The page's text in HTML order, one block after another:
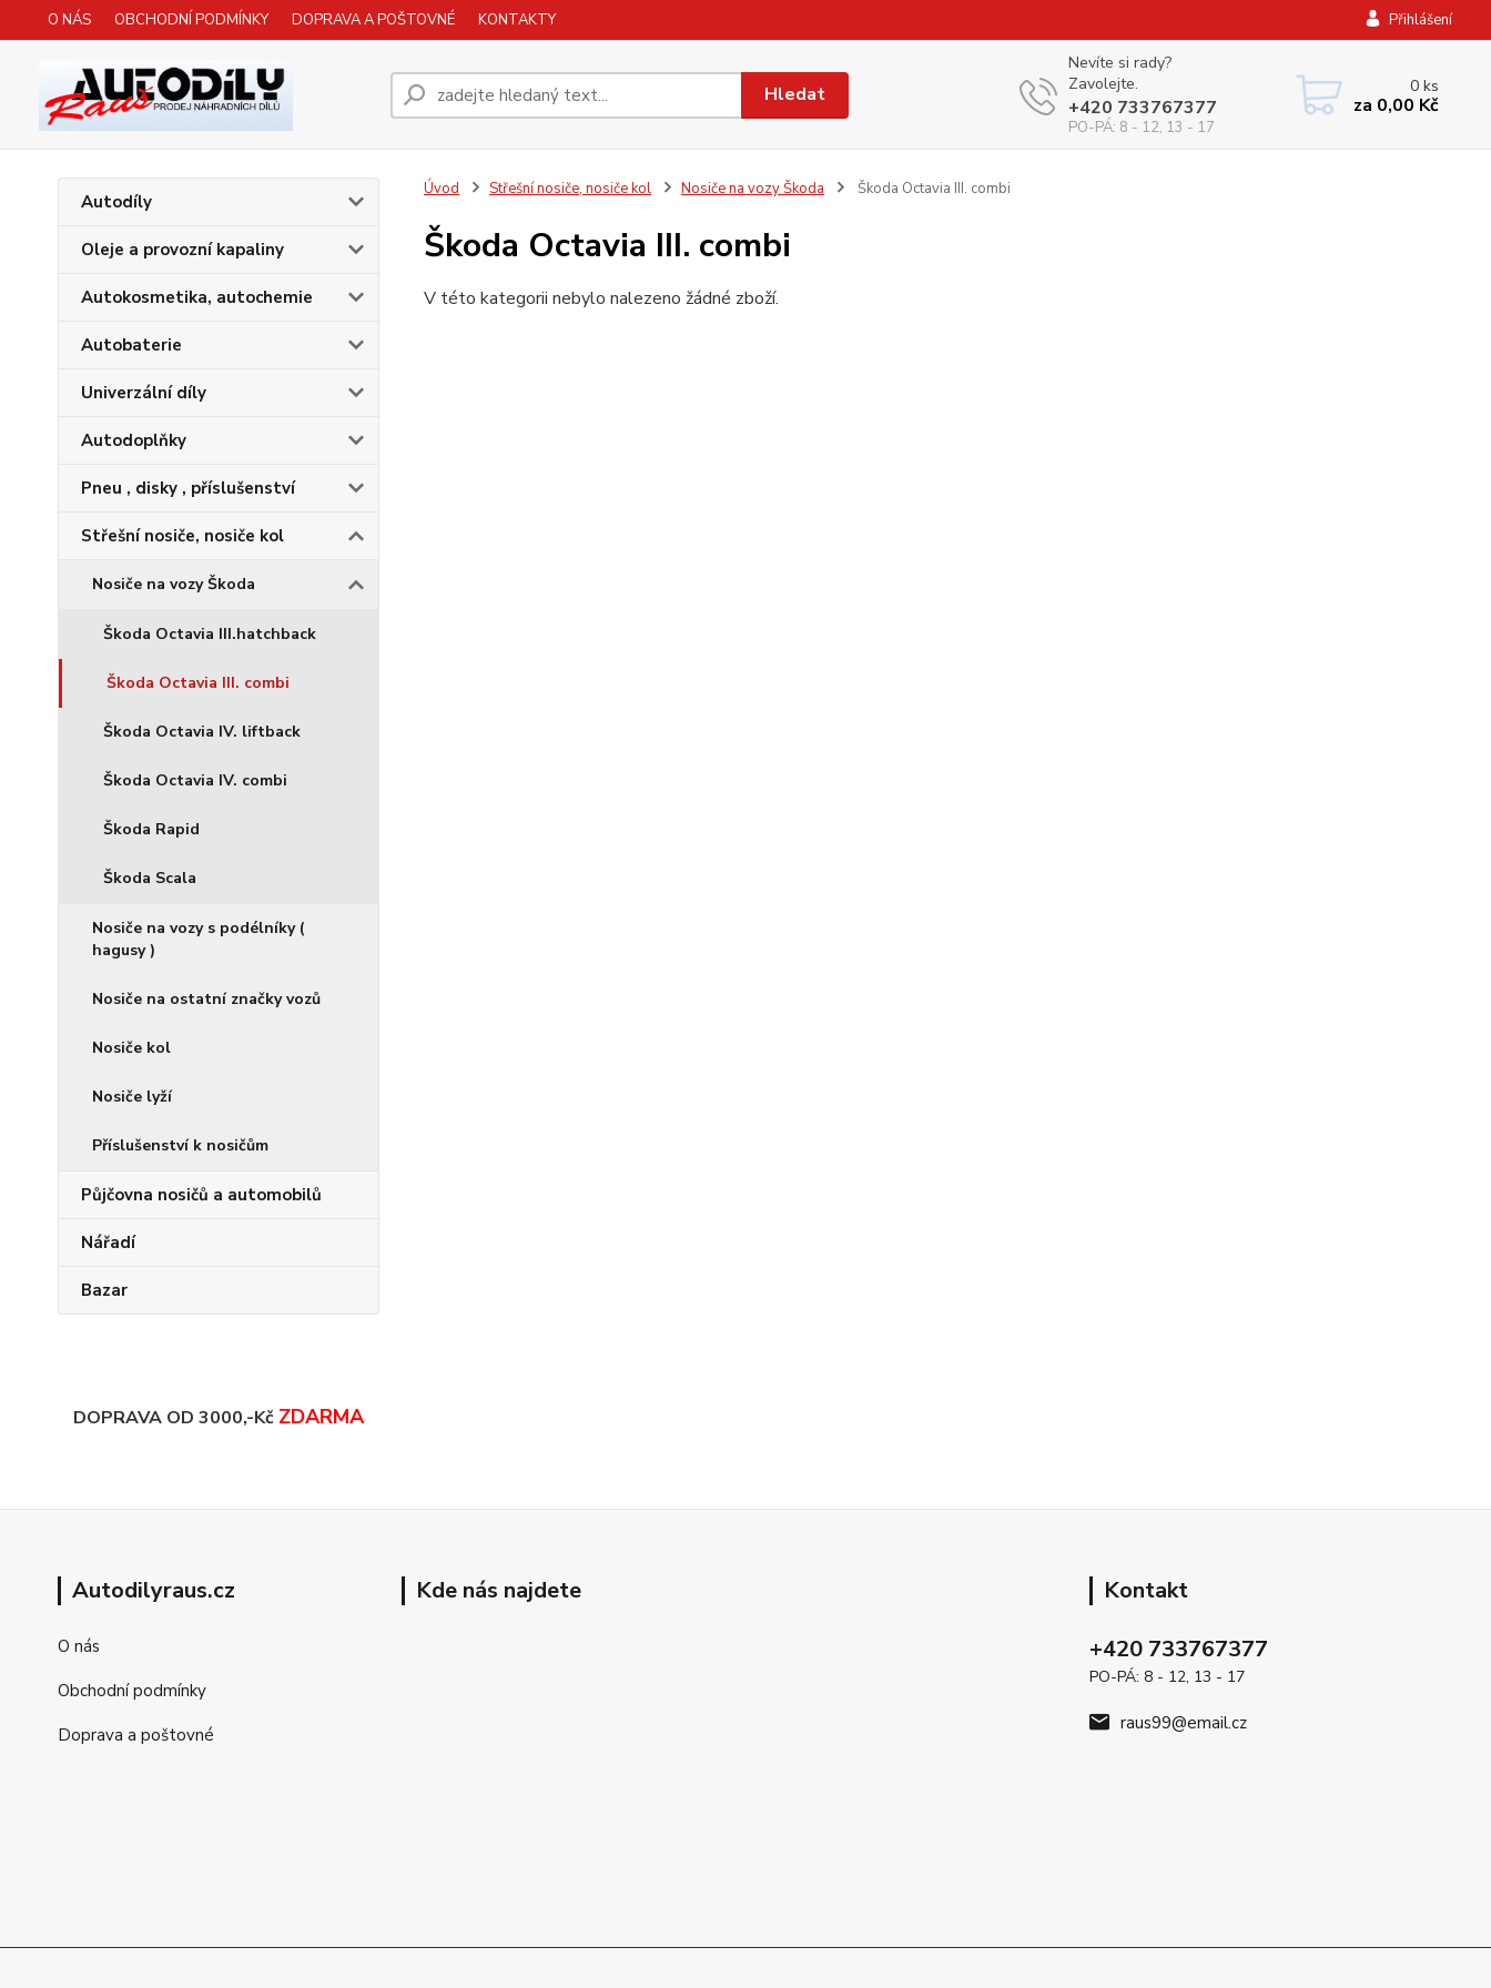
O NÁS OBCHODNÍ PODMÍNKY DOPRAVA A POŠTOVNÉ KONTAKTY Přihlášení
Hledat
Nevíte si rady?
Zavolejte.
+420 733767377
PO-PÁ: 8 - 12, 13 - 17
0 ks
za 0,00 Kč
Autodíly
Oleje a provozní kapaliny
Autokosmetika, autochemie
Autobaterie
Univerzální díly
Autodoplňky
Pneu , disky , příslušenství
Střešní nosiče, nosiče kol
Nosiče na vozy Škoda
Škoda Octavia III.hatchback
Škoda Octavia III. combi
Škoda Octavia IV. liftback
Škoda Octavia IV. combi
Škoda Rapid
Škoda Scala
Nosiče na vozy s podélníky (
hagusy )
Nosiče na ostatní značky vozů
Nosiče kol
Nosiče lyží
Příslušenství k nosičům
Půjčovna nosičů a automobilů
Nářadí
Bazar
DOPRAVA OD 3000,-Kč ZDARMA
Úvod Střešní nosiče, nosiče kol Nosiče na vozy Škoda Škoda Octavia III. combi
Škoda Octavia III. combi
V této kategorii nebylo nalezeno žádné zboží.
Autodilyraus.cz
O nás
Obchodní podmínky
Doprava a poštovné
Kde nás najdete
Kontakt
+420 733767377
PO-PÁ: 8 - 12, 13 - 17
raus99@email.cz